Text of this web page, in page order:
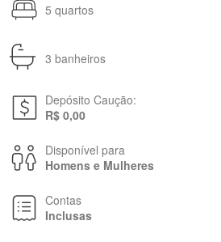
5 quartos
3 banheiros
Depósito Caução:
R$ 0,00
Disponível para
Homens e Mulheres
Contas
Inclusas